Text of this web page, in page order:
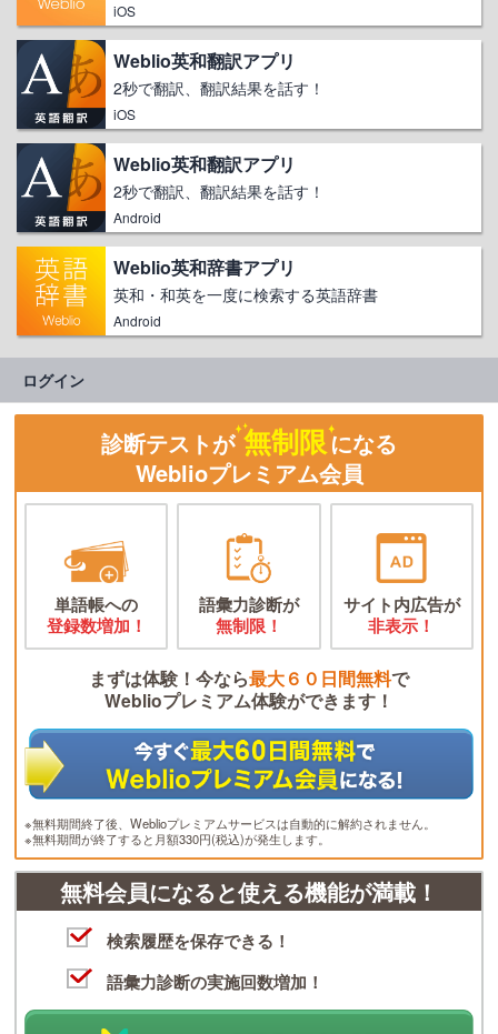
iOS
Weblio英和翻訳アプリ
2秒で翻訳、翻訳結果を話す！
iOS
Weblio英和翻訳アプリ
2秒で翻訳、翻訳結果を話す！
Android
Weblio英和辞書アプリ
英和・和英を一度に検索する英語辞書
Android
ログイン
診断テストが 無制限になる
Weblioプレミアム会員
単語帳への
登録数増加！
語彙力診断が
無制限！
サイト内広告が
非表示！
まずは体験！今なら最大６０日間無料で
Weblioプレミアム体験ができます！
※無料期間終了後、Weblioプレミアムサービスは自動的に解約されません。
※無料期間が終了すると月額330円(税込)が発生します。
無料会員になると使える機能が満載！
検索履歴を保存できる！
語彙力診断の実施回数増加！